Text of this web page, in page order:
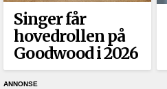
Singer får
hovedrollen på
Goodwood i 2026